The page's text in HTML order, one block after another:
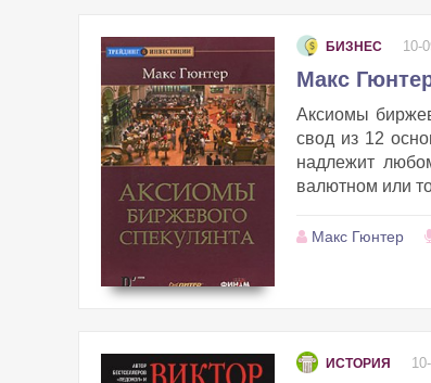
БИЗНЕС 10-
Макс
Аксиомы
свод из 12
надлежит
валютном или
Макс Гюнтер
ИСТОРИЯ